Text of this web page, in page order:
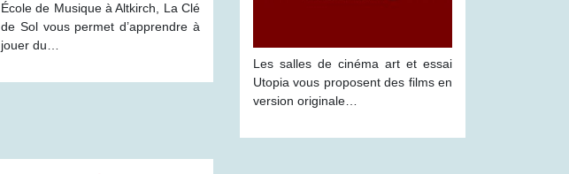
École de Musique à Altkirch, La Clé
de Sol vous permet d’apprendre à
jouer du…
Les salles de cinéma art et essai
Utopia vous proposent des films en
version originale…